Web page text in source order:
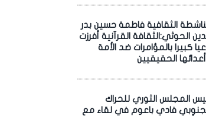
الثقافية فاطمة حسين بدر
الحوثي:الثقافة القرآنية أفرزت
كبيرا بالمؤامرات ضد الأمة
الحقيقيين
المجلس الثوري للحراك
فادي باعوم في لقاء مع